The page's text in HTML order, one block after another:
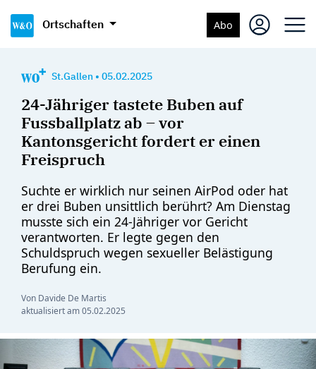
Ortschaften Abo
St.Gallen • 05.02.2025
24-Jähriger tastete Buben auf
Fussballplatz ab – vor
Kantonsgericht fordert er einen
Freispruch
Suchte er wirklich nur seinen AirPod oder hat
er drei Buben unsittlich berührt? Am Dienstag
musste sich ein 24-Jähriger vor Gericht
verantworten. Er legte gegen den
Schuldspruch wegen sexueller Belästigung
Berufung ein.
Von Davide De Martis
aktualisiert am05.02.2025